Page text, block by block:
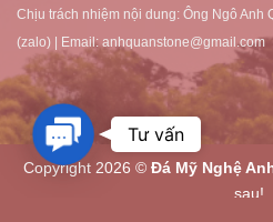
Chịu trách nhiệm nội dung: Ông Ngô Anh
(zalo) | Email: anhquanstone@gmail.com
Copyright 2026 © Đá Mỹ Nghệ
sau!
Contact
Us
Tư vấn